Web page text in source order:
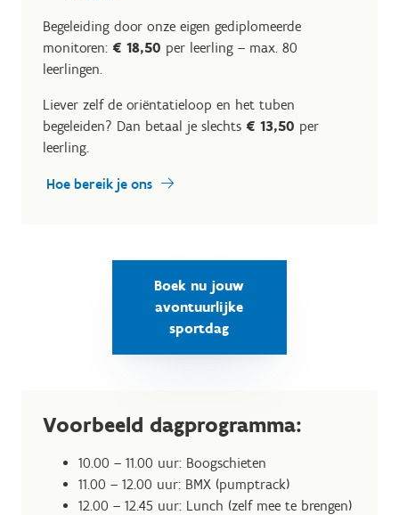
Begeleiding door onze eigen gediplomeerde
monitoren: € 18,50 per leerling – max. 80
leerlingen.
Liever zelf de oriëntatieloop en het tuben
begeleiden? Dan betaal je slechts € 13,50 per
leerling.
Hoe bereik je ons
Boek nu jouw
avontuurlijke
sportdag
Voorbeeld dagprogramma:
10.00 – 11.00 uur: Boogschieten
11.00 – 12.00 uur: BMX (pumptrack)
12.00 – 12.45 uur: Lunch (zelf mee te brengen)